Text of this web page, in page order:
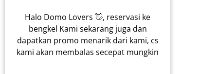
Halo Domo Lovers 👋, reservasi ke
bengkel Kami sekarang juga dan
dapatkan promo menarik dari kami, cs
kami akan membalas secepat mungkin